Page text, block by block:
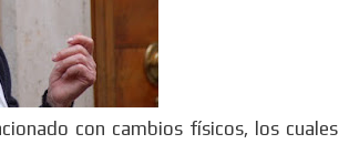
con cambios físicos, los cuales